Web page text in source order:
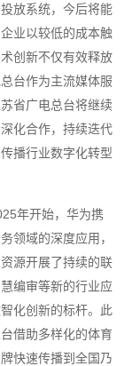
放系统，今后将能
业以较低的成本触
创新不仅有效释放
台作为主流媒体服
省广电总台将继续
化合作，持续迭代
播行业数字化转型
年开始，华为携
领域的深度应用，
源开展了持续的联
编审等新的行业应
化创新的标杆。此
借助多样化的体育
快速传播到全国乃